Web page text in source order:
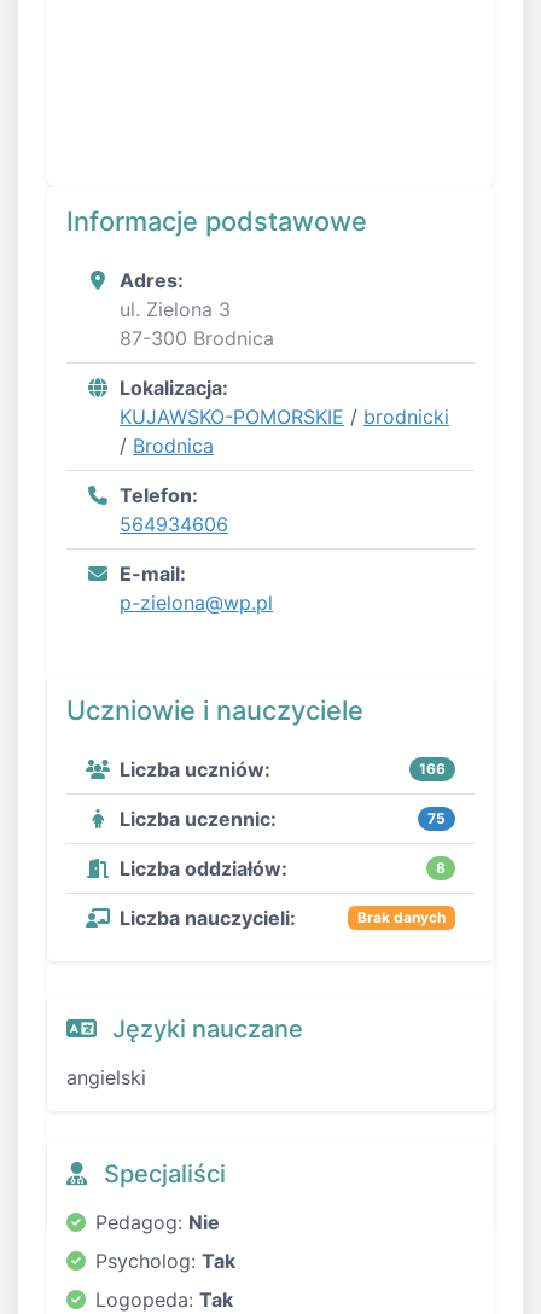
Informacje podstawowe
Adres:
ul. Zielona 3
87-300 Brodnica
Lokalizacja:
KUJAWSKO-POMORSKIE / brodnicki
/ Brodnica
Telefon:
564934606
E-mail:
p-zielona@wp.pl
Uczniowie i nauczyciele
Liczba uczniów: 166
Liczba uczennic: 75
Liczba oddziałów: 8
Liczba nauczycieli: Brak danych
Języki nauczane
angielski
Specjaliści
Pedagog: Nie
Psycholog: Tak
Logopeda: Tak